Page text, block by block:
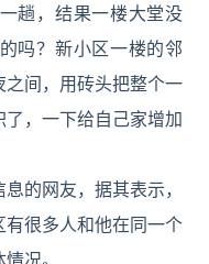
趟，结果一楼大堂没
吗？新小区一楼的邻
间，用砖头把整个一
，一下给自己家增加
的网友，据其表示，
很多人和他在同一个
况。